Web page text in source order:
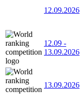
12.09.2026
12.09 -
13.09.2026
13.09.2026